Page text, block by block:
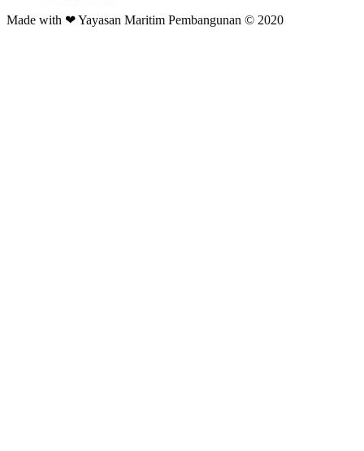
Made with ❤ Yayasan Maritim Pembangunan © 2020